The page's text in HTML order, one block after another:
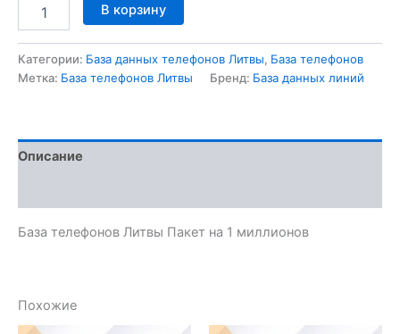
В корзину
Категории: База данных телефонов Литвы, База телефонов
Метка: База телефонов Литвы Бренд: База данных линий
Описание
База телефонов Литвы Пакет на 1 миллионов
Похожие